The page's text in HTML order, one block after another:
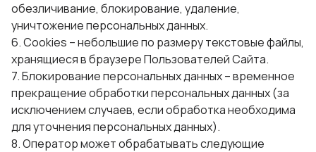
обезличивание, блокирование, удаление,
уничтожение персональных данных.
6. Cookies – небольшие по размеру текстовые файлы,
хранящиеся в браузере Пользователей Сайта.
7. Блокирование персональных данных – временное
прекращение обработки персональных данных (за
исключением случаев, если обработка необходима
для уточнения персональных данных).
8. Оператор может обрабатывать следующие